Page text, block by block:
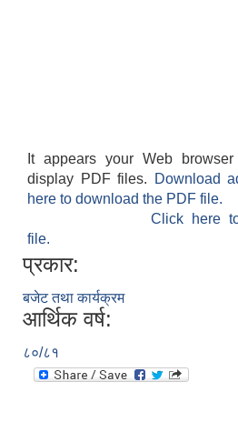
It appears your Web
display PDF files.
Download
here to download the PDF file.
Click here
file.
प्रकार:
बजेट तथा कार्यक्रम
आर्थिक वर्ष:
८०/८१